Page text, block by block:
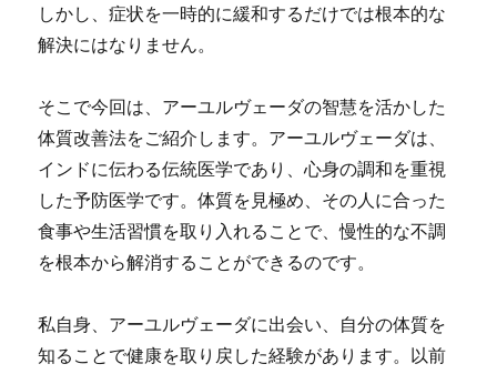
しかし、症状を一時的に緩和するだけでは根本的な
解決にはなりません。
そこで今回は、アーユルヴェーダの智慧を活かした
体質改善法をご紹介します。アーユルヴェーダは、
インドに伝わる伝統医学であり、心身の調和を重視
した予防医学です。体質を見極め、その人に合った
食事や生活習慣を取り入れることで、慢性的な不調
を根本から解消することができるのです。
私自身、アーユルヴェーダに出会い、自分の体質を
知ることで健康を取り戻した経験があります。以前